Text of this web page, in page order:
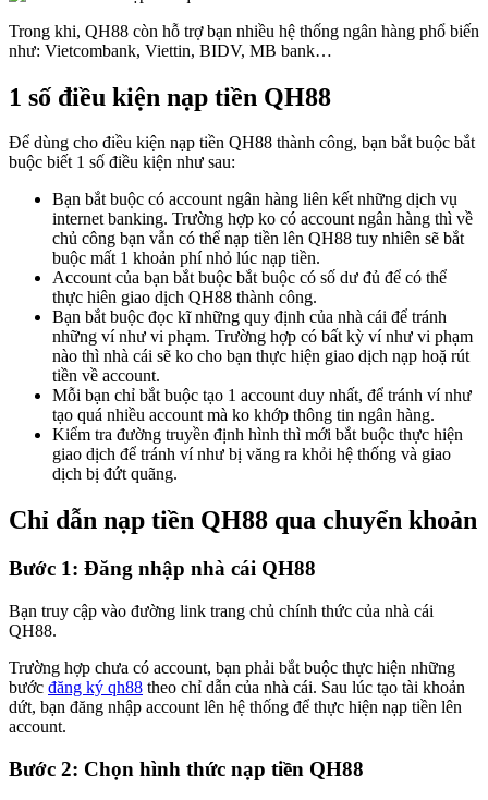
Trong khi, QH88 còn hỗ trợ bạn nhiều hệ thống ngân hàng phổ biến
như: Vietcombank, Viettin, BIDV, MB bank…
1 số điều kiện nạp tiền QH88
Để dùng cho điều kiện nạp tiền QH88 thành công, bạn bắt buộc bắt
buộc biết 1 số điều kiện như sau:
Bạn bắt buộc có account ngân hàng liên kết những dịch vụ
internet banking. Trường hợp ko có account ngân hàng thì về
chủ công bạn vẫn có thể nạp tiền lên QH88 tuy nhiên sẽ bắt
buộc mất 1 khoản phí nhỏ lúc nạp tiền.
Account của bạn bắt buộc bắt buộc có số dư đủ để có thể
thực hiên giao dịch QH88 thành công.
Bạn bắt buộc đọc kĩ những quy định của nhà cái để tránh
những ví như vi phạm. Trường hợp có bất kỳ ví như vi phạm
nào thì nhà cái sẽ ko cho bạn thực hiện giao dịch nạp hoặ rút
tiền về account.
Mỗi bạn chỉ bắt buộc tạo 1 account duy nhất, để tránh ví như
tạo quá nhiều account mà ko khớp thông tin ngân hàng.
Kiểm tra đường truyền định hình thì mới bắt buộc thực hiện
giao dịch để tránh ví như bị văng ra khỏi hệ thống và giao
dịch bị đứt quãng.
Chỉ dẫn nạp tiền QH88 qua chuyển khoản
Bước 1: Đăng nhập nhà cái QH88
Bạn truy cập vào đường link trang chủ chính thức của nhà cái
QH88.
Trường hợp chưa có account, bạn phải bắt buộc thực hiện những
bước đăng ký qh88 theo chỉ dẫn của nhà cái. Sau lúc tạo tài khoản
dứt, bạn đăng nhập account lên hệ thống để thực hiện nạp tiền lên
account.
Bước 2: Chọn hình thức nạp tiền QH88